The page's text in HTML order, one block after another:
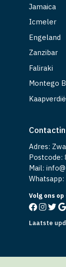
Jamaica
Icmeler
Engeland
Zanzibar
Faliraki
Montego
Kaapverdië
Adres:
Postcode:
Mail:
Whatsapp:
Volg ons
Laatste